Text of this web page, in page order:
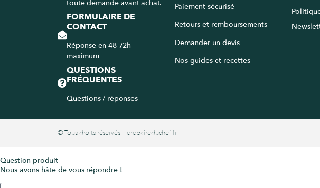
toute demande avant achat.
FORMULAIRE DE
CONTACT
Réponse en 48-72h
maximum
QUESTIONS
FRÉQUENTES
Questions / réponses
Paiement sécurisé
Retours et remboursements
Demander un devis
Nos guides et recettes
© Tous droits réservés - lerepaireduchef.fr
Question produit
Nous avons hâte de vous répondre !